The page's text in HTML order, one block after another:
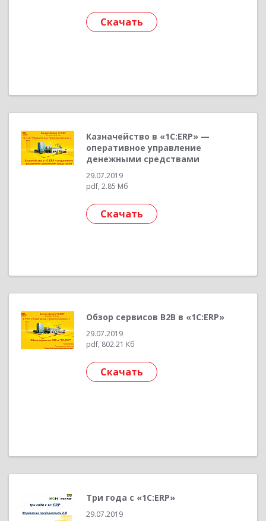
Скачать
Казначейство в «1С:ERP» —
оперативное управление
денежными средствами
29.07.2019
pdf, 2.85 Мб
Скачать
Обзор сервисов B2B в «1С:ERP»
29.07.2019
pdf, 802.21 Кб
Скачать
Три года с «1С:ERP»
29.07.2019